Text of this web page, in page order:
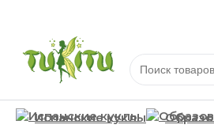
Испанские куклы